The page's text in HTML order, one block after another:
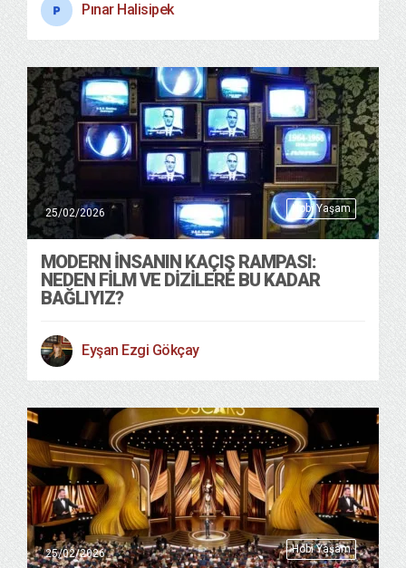
Pınar Halisipek
Hobi Yaşam
25/02/2026
MODERN İNSANIN KAÇIŞ RAMPASI:
NEDEN FİLM VE DİZİLERE BU KADAR
BAĞLIYIZ?
Eyşan Ezgi Gökçay
Hobi Yaşam
25/02/2026